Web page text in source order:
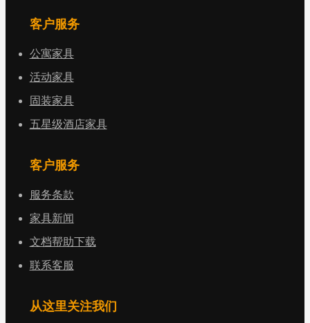
客户服务
公寓家具
活动家具
固装家具
五星级酒店家具
客户服务
服务条款
家具新闻
文档帮助下载
联系客服
从这里关注我们